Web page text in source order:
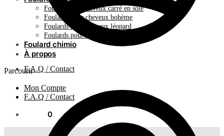
F.A.Q / Contact
Foulard pour cheveux carré en soie
Foulards pour cheveux bohème
Foulards pour cheveux léopard
Foulards pour cheveux plissés
Foulard chimio
À propos
Parcourir
Mon Compte
F.A.Q / Contact
0